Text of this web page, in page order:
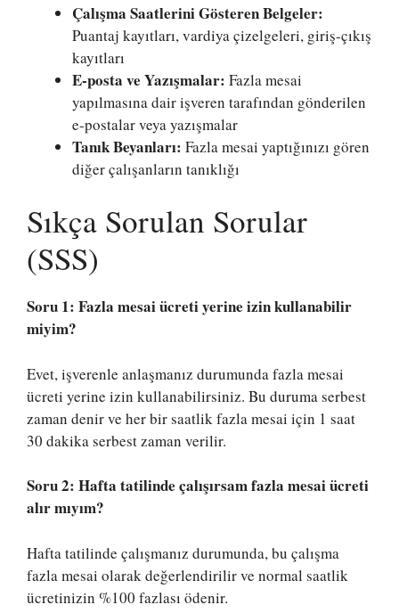
Çalışma Saatlerini Gösteren Belgeler:
Puantaj kayıtları, vardiya çizelgeleri, giriş-çıkış
kayıtları
E-posta ve Yazışmalar: Fazla mesai
yapılmasına dair işveren tarafından gönderilen
e-postalar veya yazışmalar
Tanık Beyanları: Fazla mesai yaptığınızı gören
diğer çalışanların tanıklığı
Sıkça Sorulan Sorular
(SSS)
Soru 1: Fazla mesai ücreti yerine izin kullanabilir
miyim?
Evet, işverenle anlaşmanız durumunda fazla mesai
ücreti yerine izin kullanabilirsiniz. Bu duruma serbest
zaman denir ve her bir saatlik fazla mesai için 1 saat
30 dakika serbest zaman verilir.
Soru 2: Hafta tatilinde çalışırsam fazla mesai ücreti
alır mıyım?
Hafta tatilinde çalışmanız durumunda, bu çalışma
fazla mesai olarak değerlendirilir ve normal saatlik
ücretinizin %100 fazlası ödenir.